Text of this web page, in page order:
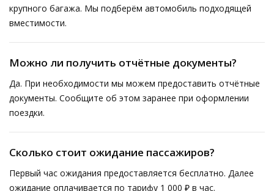
крупного багажа. Мы подберём автомобиль подходящей
вместимости.
Можно ли получить отчётные документы?
Да. При необходимости мы можем предоставить отчётные
документы. Сообщите об этом заранее при оформлении
поездки.
Сколько стоит ожидание пассажиров?
Первый час ожидания предоставляется бесплатно. Далее
ожидание оплачивается по тарифу 1 000 ₽ в час.